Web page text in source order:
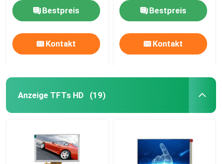
Bestpreis
Kontakt
Bestpreis
Kontakt
Anzeige TFTs HD (19)